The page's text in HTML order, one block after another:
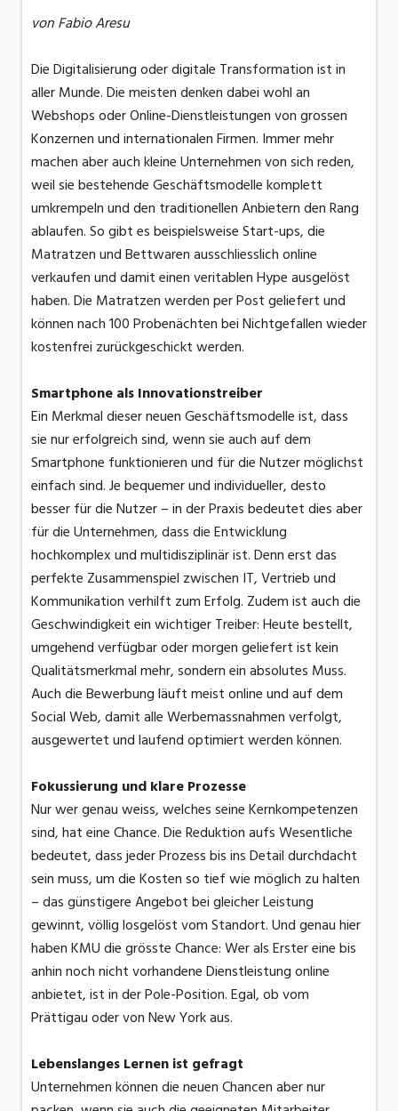
von Fabio Aresu
Die Digitalisierung oder digitale Transformation ist in
aller Munde. Die meisten denken dabei wohl an
Webshops oder Online-Dienstleistungen von grossen
Konzernen und internationalen Firmen. Immer mehr
machen aber auch kleine Unternehmen von sich reden,
weil sie bestehende Geschäftsmodelle komplett
umkrempeln und den traditionellen Anbietern den Rang
ablaufen. So gibt es beispielsweise Start-ups, die
Matratzen und Bettwaren ausschliesslich online
verkaufen und damit einen veritablen Hype ausgelöst
haben. Die Matratzen werden per Post geliefert und
können nach 100 Probenächten bei Nichtgefallen wieder
kostenfrei zurückgeschickt werden.
Smartphone als Innovationstreiber
Ein Merkmal dieser neuen Geschäfts­modelle ist, dass
sie nur erfolgreich sind, wenn sie auch auf dem
Smartphone funktionieren und für die Nutzer möglichst
einfach sind. Je bequemer und individueller, desto
besser für die Nutzer – in der Praxis bedeutet dies aber
für die Unternehmen, dass die Entwicklung
hochkomplex und multidisziplinär ist. Denn erst das
perfekte Zusammenspiel zwischen IT, Vertrieb und
Kommunikation verhilft zum Erfolg. Zudem ist auch die
Geschwindigkeit ein wichtiger Treiber: Heute bestellt,
umgehend verfügbar oder morgen geliefert ist kein
Qualitätsmerkmal mehr, sondern ein absolutes Muss.
Auch die Bewerbung läuft meist online und auf dem
Social Web, damit alle Werbemassnahmen verfolgt,
ausgewertet und laufend optimiert werden können.
Fokussierung und klare Prozesse
Nur wer genau weiss, welches seine Kernkompetenzen
sind, hat eine Chance. Die Reduktion aufs Wesentliche
bedeutet, dass jeder Prozess bis ins Detail durchdacht
sein muss, um die Kosten so tief wie möglich zu halten
– das günstigere Angebot bei gleicher Leistung
gewinnt, völlig losgelöst vom Standort. Und genau hier
haben KMU die grösste Chance: Wer als Erster eine bis
anhin noch nicht vorhandene Dienstleistung online
anbietet, ist in der Pole-Position. Egal, ob vom
Prättigau oder von New York aus.
Lebenslanges Lernen ist gefragt
Unternehmen können die neuen Chancen aber nur